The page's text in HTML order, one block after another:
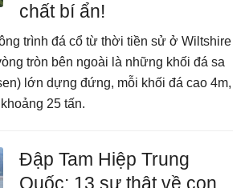
chất bí ẩn!
trình đá cổ từ thời tiền sử ở Wiltshire
tròn bên ngoài là những khối đá sa
lớn dựng đứng, mỗi khối đá cao 4m,
25 tấn.
Đập Tam Hiệp Trung
Quốc: 13 sự thật về con